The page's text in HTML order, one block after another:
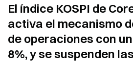
El índice KOSPI de
activa el mecanismo
de operaciones con
8%, y se suspenden